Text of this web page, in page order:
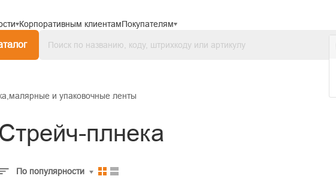
Корпоративным клиентамПокупателям
и упаковочные ленты
Стрейч-плнека
По популярности